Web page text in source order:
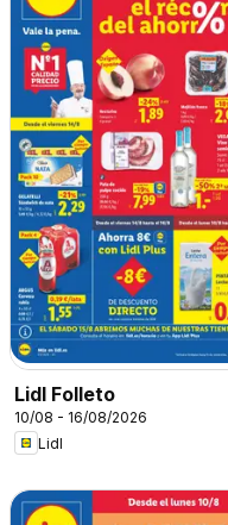
Lidl Folleto
10/08 - 16/08/2026
Lidl